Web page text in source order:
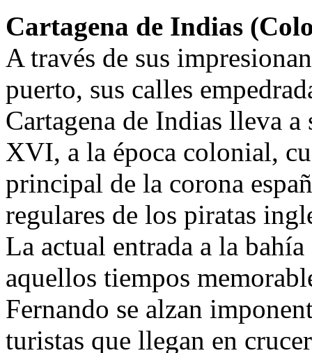
Cartagena de Indias
A través de sus
puerto, sus calles
Cartagena de Indias lleva
XVI, a la época colonial,
principal de la corona
regulares de los piratas
La actual entrada a la
aquellos tiempos
Fernando se alzan
turistas que llegan en